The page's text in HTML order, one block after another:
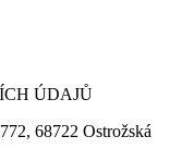
ÚDAJŮ
68722 Ostrožská